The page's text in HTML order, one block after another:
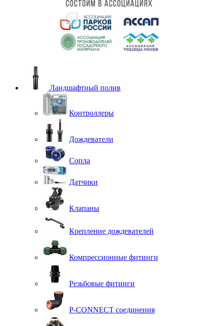
Ландшафтный полив
Контроллеры
Дождеватели
Сопла
Датчики
Клапаны
Крепление дождевателей
Компрессионные фитинги
Резьбовые фитинги
P-CONNECT соединения